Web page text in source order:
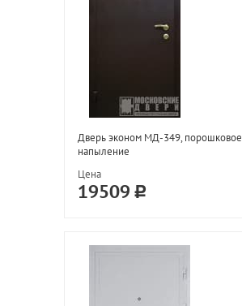
Дверь эконом МД-349, порошковое
напыление
Цена
19509